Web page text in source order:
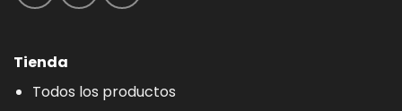
Tienda
Todos los productos